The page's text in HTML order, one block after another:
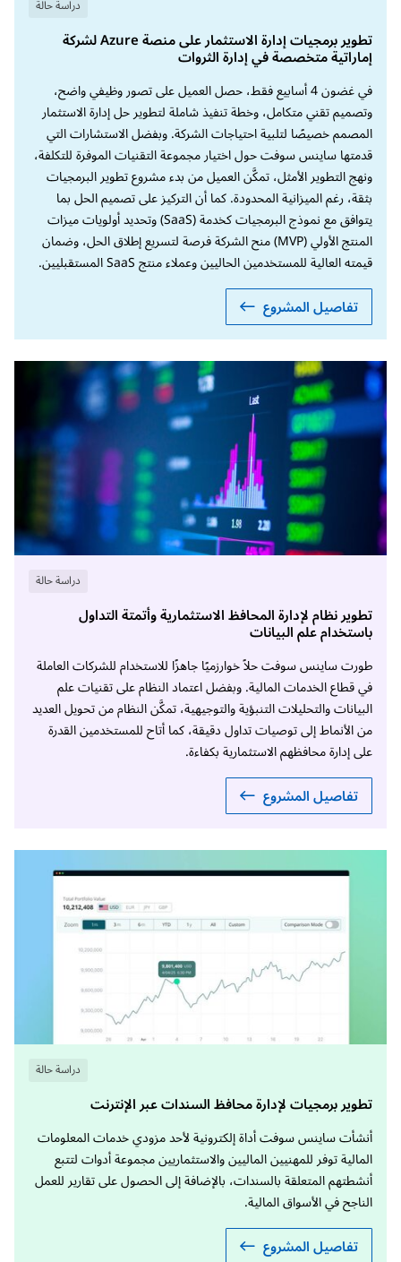
دراسة حالة
تطوير برمجيات إدارة الاستثمار على منصة Azure لشركة
إماراتية متخصصة في إدارة الثروات
في غضون 4 أسابيع فقط، حصل العميل على تصور وظيفي واضح،
وتصميم تقني متكامل، وخطة تنفيذ شاملة لتطوير حل إدارة الاستثمار
المصمم خصيصًا لتلبية احتياجات الشركة. وبفضل الاستشارات التي
قدمتها ساينس سوفت حول اختيار مجموعة التقنيات الموفرة للتكلفة،
ونهج التطوير الأمثل، تمكَّن العميل من بدء مشروع تطوير البرمجيات
بثقة، رغم الميزانية المحدودة. كما أن التركيز على تصميم الحل بما
يتوافق مع نموذج البرمجيات كخدمة (SaaS) وتحديد أولويات ميزات
المنتج الأولي (MVP) منح الشركة فرصة لتسريع إطلاق الحل، وضمان
قيمته العالية للمستخدمين الحاليين وعملاء منتج SaaS المستقبليين.
تفاصيل المشروع
دراسة حالة
تطوير نظام لإدارة المحافظ الاستثمارية وأتمتة التداول
باستخدام علم البيانات
طورت ساينس سوفت حلاً خوارزميًا جاهزًا للاستخدام للشركات العاملة
في قطاع الخدمات المالية. وبفضل اعتماد النظام على تقنيات علم
البيانات والتحليلات التنبؤية والتوجيهية، تمكَّن النظام من تحويل العديد
من الأنماط إلى توصيات تداول دقيقة، كما أتاح للمستخدمين القدرة
على إدارة محافظهم الاستثمارية بكفاءة.
تفاصيل المشروع
دراسة حالة
تطوير برمجيات لإدارة محافظ السندات عبر الإنترنت
أنشأت ساينس سوفت أداة إلكترونية لأحد مزودي خدمات المعلومات
المالية توفر للمهنيين الماليين والاستثماريين مجموعة أدوات لتتبع
أنشطتهم المتعلقة بالسندات، بالإضافة إلى الحصول على تقارير للعمل
الناجح في الأسواق المالية.
تفاصيل المشروع